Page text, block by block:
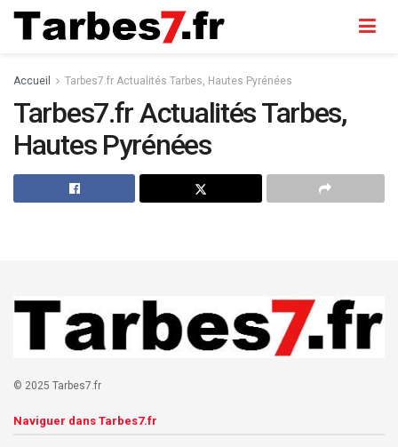
Accueil Tarbes7.fr Actualités Tarbes, Hautes Pyrénées
Tarbes7.fr Actualités Tarbes,
Hautes Pyrénées
© 2025 Tarbes7.fr
Naviguer dans Tarbes7.fr